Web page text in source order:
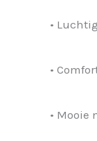
•
•
•